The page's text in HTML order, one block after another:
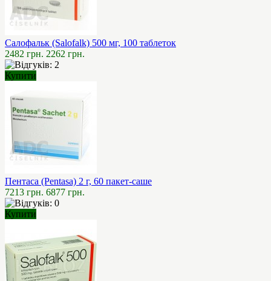
Салофальк (Salofalk) 500 мг, 100 таблеток
2482 грн. 2262 грн.
Купити
Пентаса (Pentasa) 2 г, 60 пакет-саше
7213 грн. 6877 грн.
Купити